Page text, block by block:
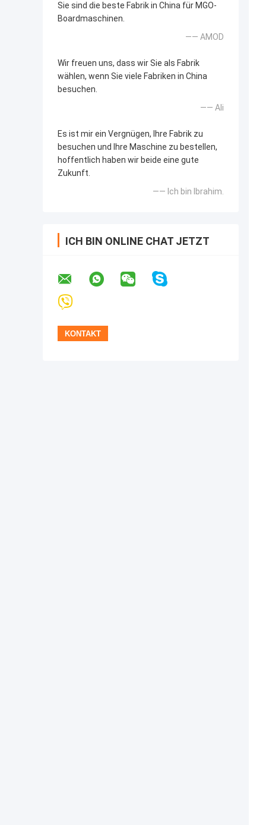
Sie sind die beste Fabrik in China für MGO-
Boardmaschinen.
—— AMOD
Wir freuen uns, dass wir Sie als Fabrik
wählen, wenn Sie viele Fabriken in China
besuchen.
—— Ali
Es ist mir ein Vergnügen, Ihre Fabrik zu
besuchen und Ihre Maschine zu bestellen,
hoffentlich haben wir beide eine gute
Zukunft.
—— Ich bin Ibrahim.
ICH BIN ONLINE CHAT JETZT